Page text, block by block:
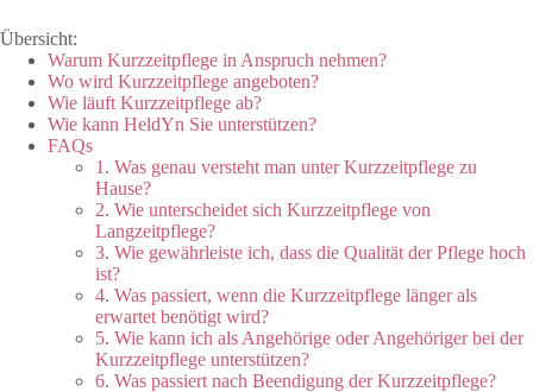
Übersicht:
Warum Kurzzeitpflege in Anspruch nehmen?
Wo wird Kurzzeitpflege angeboten?
Wie läuft Kurzzeitpflege ab?
Wie kann HeldYn Sie unterstützen?
FAQs
1. Was genau versteht man unter Kurzzeitpflege zu
Hause?
2. Wie unterscheidet sich Kurzzeitpflege von
Langzeitpflege?
3. Wie gewährleiste ich, dass die Qualität der Pflege hoch
ist?
4. Was passiert, wenn die Kurzzeitpflege länger als
erwartet benötigt wird?
5. Wie kann ich als Angehörige oder Angehöriger bei der
Kurzzeitpflege unterstützen?
6. Was passiert nach Beendigung der Kurzzeitpflege?